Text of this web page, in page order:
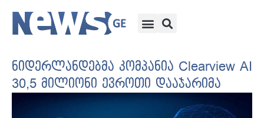
ნიდერლანდებმა კომპანია Clearview AI
30,5 მილიონი ევროთი დააჯარიმა